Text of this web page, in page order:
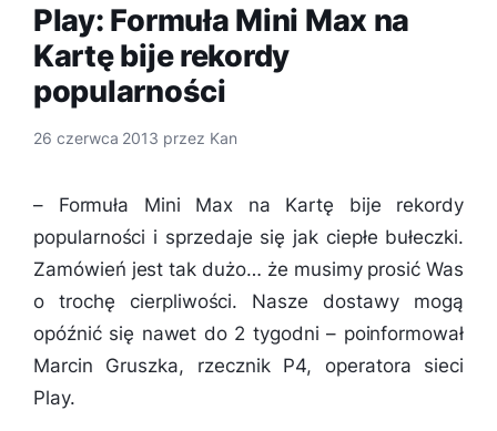
Play: Formuła Mini Max na
Kartę bije rekordy
popularności
26 czerwca 2013 przez Kan
– Formuła Mini Max na Kartę bije rekordy
popularności i sprzedaje się jak ciepłe bułeczki.
Zamówień jest tak dużo… że musimy prosić Was
o trochę cierpliwości. Nasze dostawy mogą
opóźnić się nawet do 2 tygodni– poinformował
Marcin Gruszka, rzecznik P4, operatora sieci
Play.